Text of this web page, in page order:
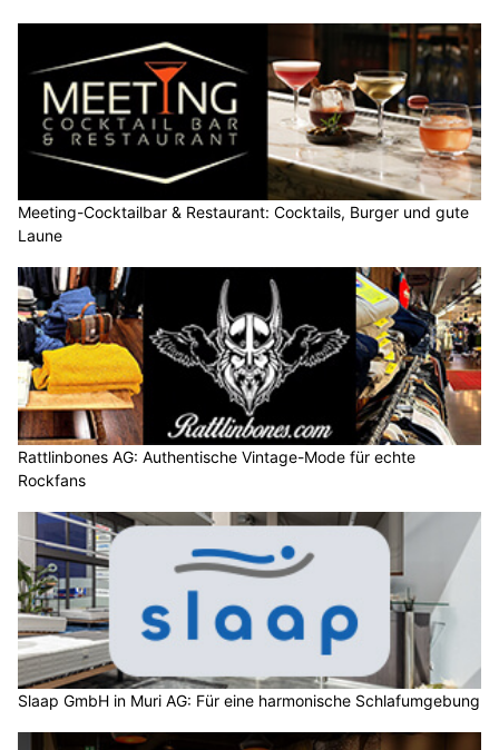
Meeting-Cocktailbar & Restaurant: Cocktails, Burger und gute
Laune
Rattlinbones AG: Authentische Vintage-Mode für echte
Rockfans
Slaap GmbH in Muri AG: Für eine harmonische Schlafumgebung